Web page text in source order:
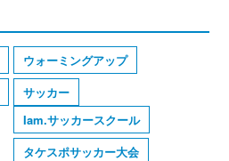
ウォーミングアップ
サッカー
Iam.サッカースクール
タケスポサッカー大会